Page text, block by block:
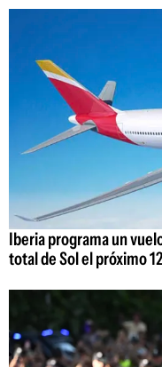
Iberia programa un
total de Sol el próximo